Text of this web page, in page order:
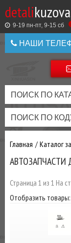
detali
9-19 пн-пт, 9-15 cб
НАШИ
ПОИСК ПО
ПОИСК ПО
Главная Каталог
АВТОЗАПЧАСТИ
Страница 1 из 1 На
Отобразить товары:
Купить
в
1
Беларусь
+375
+375
ТАКЖЕ
ВЫ
МОЖЕТЕ
У
ТО
ФИЛЬТРА
ТОРМОЗНАЯ
СИСТЕМА
ПОДВЕСКА
РУЛЕВОЕ
ТРАНСМИССИЯ
ПРИВОД
ДВИГАТЕЛЬ
ВЫХЛОП
ЭЛЕКТРИКА
ОСВЕЩЕНИЕ
РАСХОДНИКИ,
ЗАПЧАСТИ К
ЗАКАЗУ ЧЕРЕЗ